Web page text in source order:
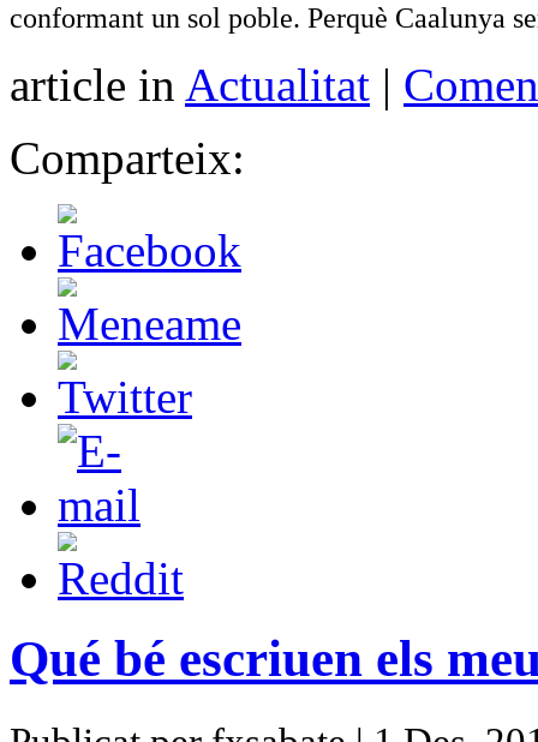
conformant un sol poble. Perquè Caalunya
article in Actualitat |
Comparteix:
Qué bé escriuen els